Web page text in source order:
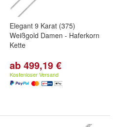
Elegant 9 Karat (375)
Weißgold Damen - Haferkorn
Kette
ab 499,19 €
Kostenloser Versand